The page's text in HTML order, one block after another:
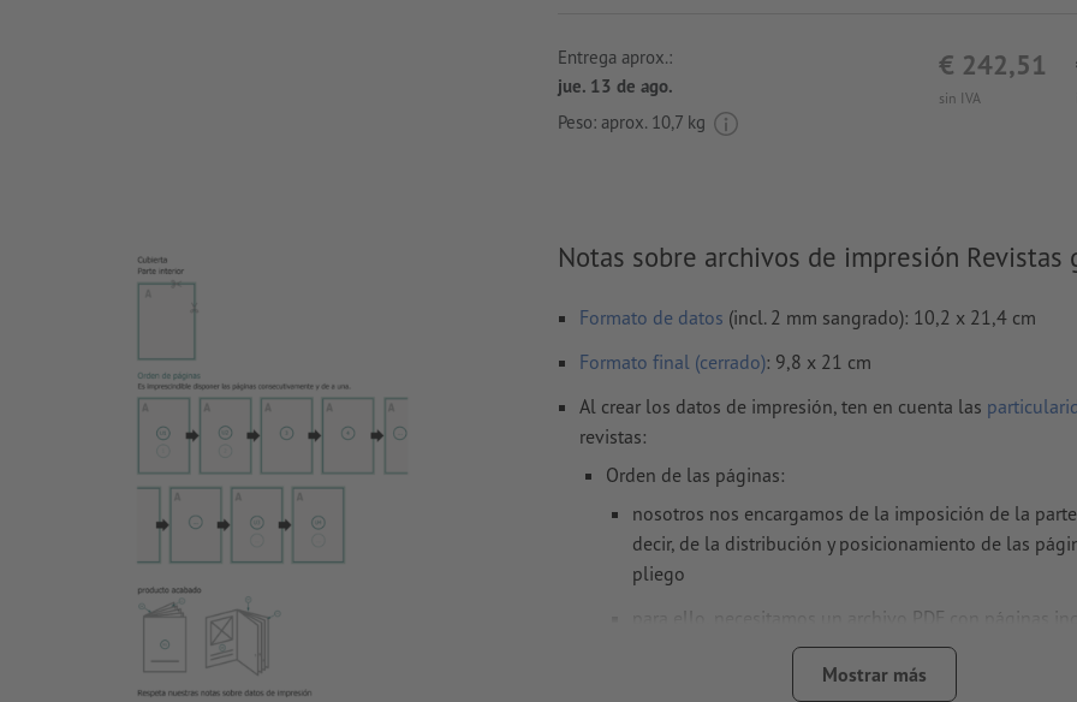
sin IVA
€ 242,51
Entrega aprox.:
jue. 13 de ago.
Peso: aprox. 10,7 kg
Notas sobre archivos de impresión Revistas
Formato de datos (incl. 2 mm sangrado): 10,2 x 21,4 cm
Formato final (cerrado): 9,8 x 21 cm
Al crear los datos de impresión, ten en cuenta las
revistas:
Orden de las páginas:
nosotros nos encargamos de la imposición de la
decir, de la distribución y posicionamiento de las
pliego
para ello, necesitamos un archivo PDF con páginas
si en el programa de maquetación trabajas con
Mostrar más